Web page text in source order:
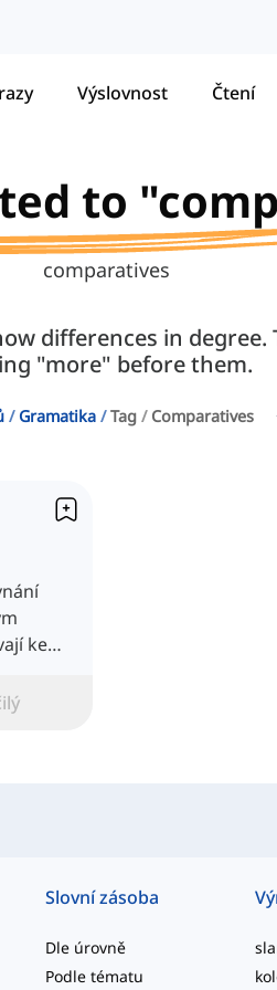
Výslovnost Čtení
to
comparatives
differences in
"more" before them.
Gramatika Tag Comparatives
ke
Slovní zásoba
Dle úrovně
Podle tématu